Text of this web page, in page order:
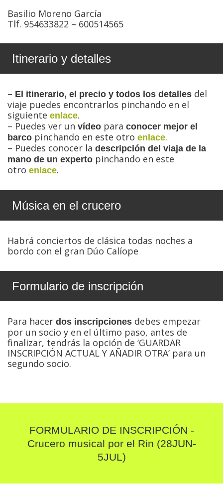
Basilio Moreno García
Tlf. 954633822 – 600514565
Itinerario y detalles
– El itinerario, el precio y todos los detalles del
viaje puedes encontrarlos pinchando en el
siguiente enlace.
– Puedes ver un vídeo para conocer mejor el
barco pinchando en este otro enlace.
– Puedes conocer la descripción del viaja de la
mano de un experto pinchando en este
otro enlace.
Música en el crucero
Habrá conciertos de clásica todas noches a
bordo con el gran Dúo Calíope
Formulario de inscripción
Para hacer dos inscripciones debes empezar
por un socio y en el último paso, antes de
finalizar, tendrás la opción de ‘GUARDAR
INSCRIPCIÓN ACTUAL Y AÑADIR OTRA’ para un
segundo socio.
FORMULARIO DE INSCRIPCIÓN -
Crucero musical por el Rin (28JUN-
5JUL)